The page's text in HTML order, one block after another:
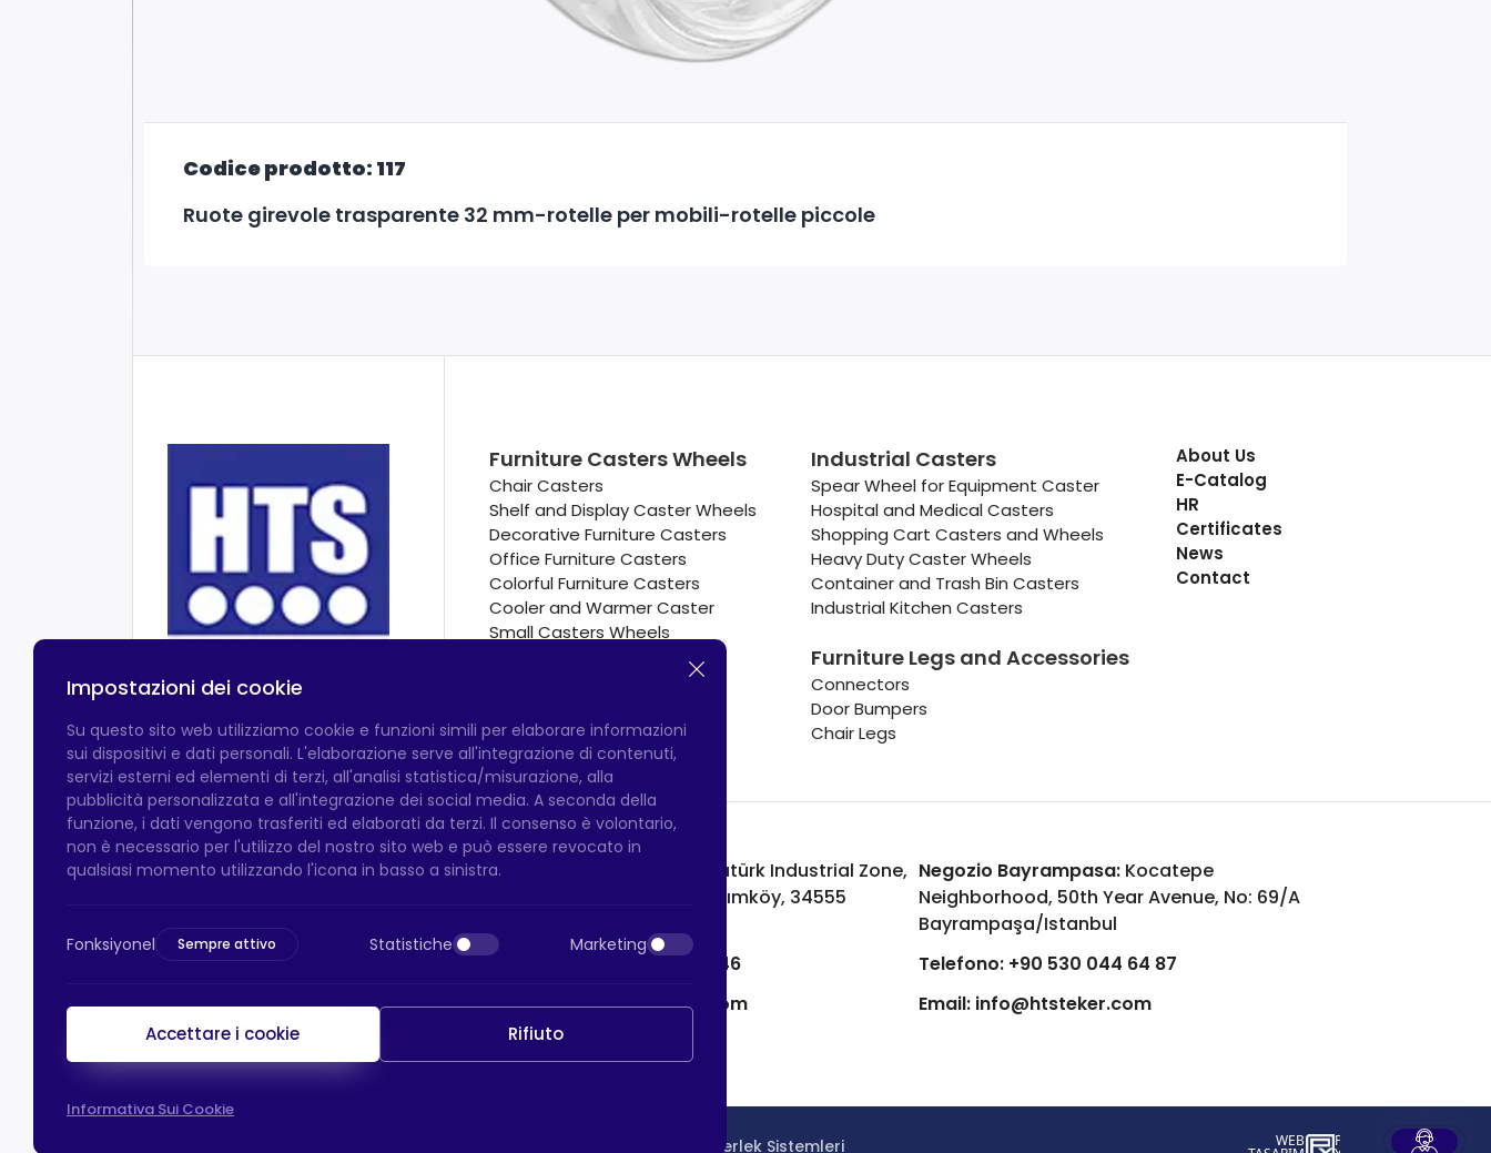
Codice prodotto: 117
Ruote girevole trasparente 32 mm-rotelle per mobili-rotelle piccole
Furniture Casters Wheels
Chair Casters
Shelf and Display Caster Wheels
Decorative Furniture Casters
Office Furniture Casters
Colorful Furniture Casters
Cooler and Warmer Caster
Small Casters Wheels
Hotel Equipment Casters
Industrial Casters
Spear Wheel for Equipment Caster
Hospital and Medical Casters
Shopping Cart Casters and Wheels
Heavy Duty Caster Wheels
Container and Trash Bin Casters
Industrial Kitchen Casters
Furniture Legs and Accessories
Connectors
Door Bumpers
Chair Legs
About Us
E-Catalog
HR
Certificates
News
Contact
Fabbrica di Hadımköy:
Atatürk Industrial Zone,
Uzunçayır Street, No:11 Hadımköy, 34555
Telefono:
+90 212 640 66 46
Email:export@htsteker.com
Negozio Bayrampasa:Kocatepe
Neighborhood, 50th Year Avenue, No: 69/A
Bayrampaşa/Istanbul
Telefono:+90 530 044 64 87
Email: info@htsteker.com
HTS - Tekerlek Sistemleri WEB
Impostazioni dei cookie
Su questo sito web utilizziamo cookie e funzioni simili per elaborare informazioni
sui dispositivi e dati personali. L'elaborazione serve all'integrazione di contenuti,
servizi esterni ed elementi di terzi, all'analisi statistica/misurazione, alla
pubblicità personalizzata e all'integrazione dei social media. A seconda della
funzione, i dati vengono trasferiti ed elaborati da terzi. Il consenso è volontario,
non è necessario per l'utilizzo del nostro sito web e può essere revocato in
qualsiasi momento utilizzando l'icona in basso a sinistra.
Fonksiyonel Sempre attivo Statistiche Marketing
Accettare i cookie Rifiuto
Informativa Sui Cookie